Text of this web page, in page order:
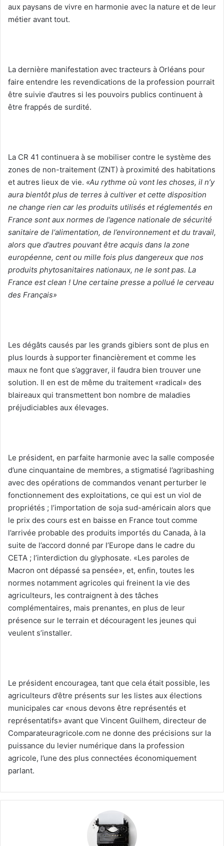
aux paysans de vivre en harmonie avec la nature et de leur
métier avant tout.
La dernière manifestation avec tracteurs à Orléans pour
faire entendre les revendications de la profession pourrait
être suivie d’autres si les pouvoirs publics continuent à
être frappés de surdité.
La CR 41 continuera à se mobiliser contre le système des
zones de non-traitement (ZNT) à proximité des habitations
et autres lieux de vie. «Au rythme où vont les choses, il n’y
aura bientôt plus de terres à cultiver et cette disposition
ne change rien car les produits utilisés et réglementés en
France sont aux normes de l’agence nationale de sécurité
sanitaire de l‘alimentation, de l’environnement et du travail,
alors que d’autres pouvant être acquis dans la zone
européenne, cent ou mille fois plus dangereux que nos
produits phytosanitaires nationaux, ne le sont pas. La
France est clean ! Une certaine presse a pollué le cerveau
des Français»
Les dégâts causés par les grands gibiers sont de plus en
plus lourds à supporter financièrement et comme les
maux ne font que s’aggraver, il faudra bien trouver une
solution. Il en est de même du traitement «radical» des
blaireaux qui transmettent bon nombre de maladies
préjudiciables aux élevages.
Le président, en parfaite harmonie avec la salle composée
d’une cinquantaine de membres, a stigmatisé l’agribashing
avec des opérations de commandos venant perturber le
fonctionnement des exploitations, ce qui est un viol de
propriétés ; l’importation de soja sud-américain alors que
le prix des cours est en baisse en France tout comme
l’arrivée probable des produits importés du Canada, à la
suite de l’accord donné par l’Europe dans le cadre du
CETA ; l’interdiction du glyphosate. «Les paroles de
Macron ont dépassé sa pensée», et, enfin, toutes les
normes notamment agricoles qui freinent la vie des
agriculteurs, les contraignent à des tâches
complémentaires, mais prenantes, en plus de leur
présence sur le terrain et découragent les jeunes qui
veulent s’installer.
Le président encouragea, tant que cela était possible, les
agriculteurs d’être présents sur les listes aux élections
municipales car «nous devons être représentés et
représentatifs» avant que Vincent Guilhem, directeur de
Comparateuragricole.com ne donne des précisions sur la
puissance du levier numérique dans la profession
agricole, l’une des plus connectées économiquement
parlant.